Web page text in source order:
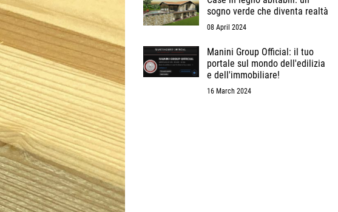
sogno verde che diventa realtà
08 April 2024
Manini Group Official: il tuo
portale sul mondo dell'edilizia
e dell'immobiliare!
16 March 2024